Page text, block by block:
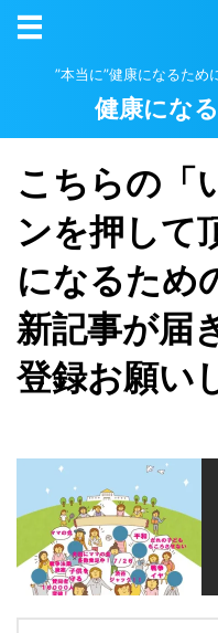
”本当に”健康になるため
健康にな
こちらの「
ンを押して
になるため
新記事が届
登録お願い